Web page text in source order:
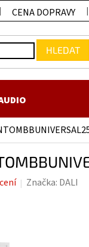
CENA DOPRAVY
HLEDAT
Značka: DALI